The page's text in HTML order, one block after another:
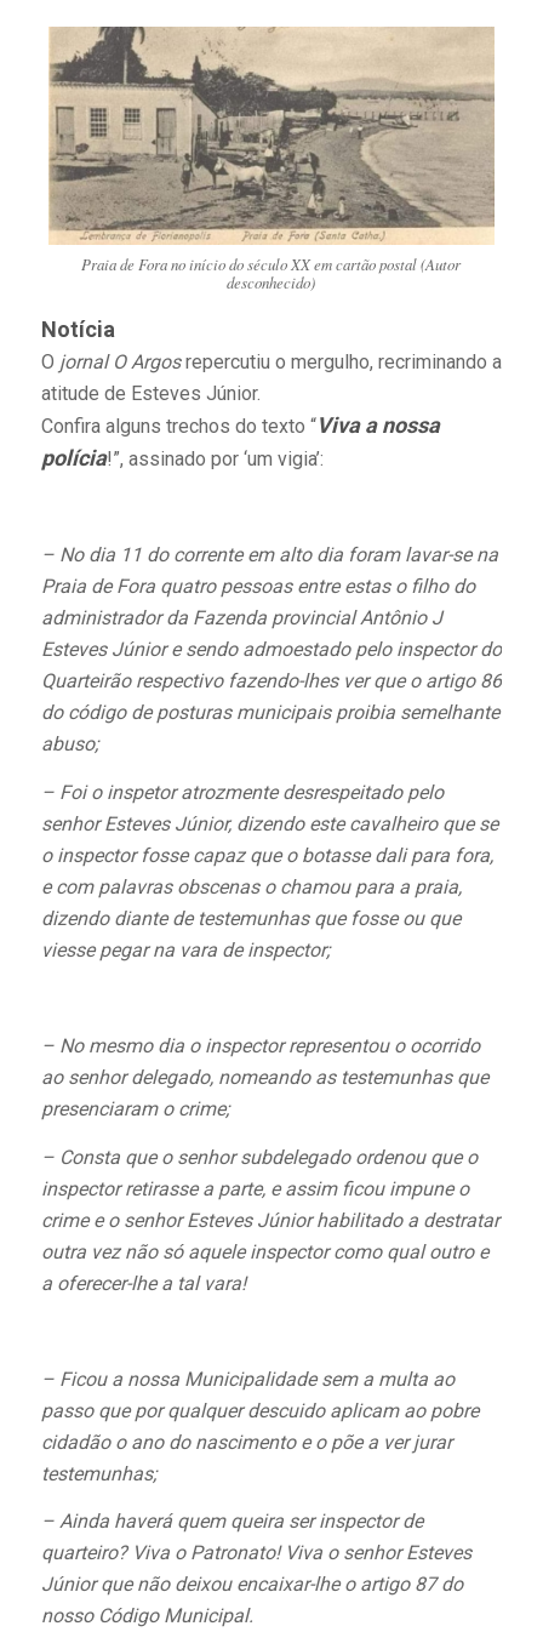
Praia de Fora no início do século XX em cartão postal (Autor
desconhecido)
Notícia
O jornal O Argosrepercutiu o mergulho, recriminando a
atitude de Esteves Júnior.
Confira alguns trechos do texto “Viva a nossa
polícia!”, assinado por ‘um vigia’:
– No dia 11 do corrente em alto dia foram lavar-se na
Praia de Fora quatro pessoas entre estas o filho do
administrador da Fazenda provincial Antônio J
Esteves Júnior e sendo admoestado pelo inspector do
Quarteirão respectivo fazendo-lhes ver que o artigo 86
do código de posturas municipais proibia semelhante
abuso;
– Foi o inspetor atrozmente desrespeitado pelo
senhor Esteves Júnior, dizendo este cavalheiro que se
o inspector fosse capaz que o botasse dali para fora,
e com palavras obscenas o chamou para a praia,
dizendo diante de testemunhas que fosse ou que
viesse pegar na vara de inspector;
– No mesmo dia o inspector representou o ocorrido
ao senhor delegado, nomeando as testemunhas que
presenciaram o crime;
– Consta que o senhor subdelegado ordenou que o
inspector retirasse a parte, e assim ficou impune o
crime e o senhor Esteves Júnior habilitado a destratar
outra vez não só aquele inspector como qual outro e
a oferecer-lhe a tal vara!
– Ficou a nossa Municipalidade sem a multa ao
passo que por qualquer descuido aplicam ao pobre
cidadão o ano do nascimento e o põe a ver jurar
testemunhas;
– Ainda haverá quem queira ser inspector de
quarteiro? Viva o Patronato! Viva o senhor Esteves
Júnior que não deixou encaixar-lhe o artigo 87 do
nosso Código Municipal.